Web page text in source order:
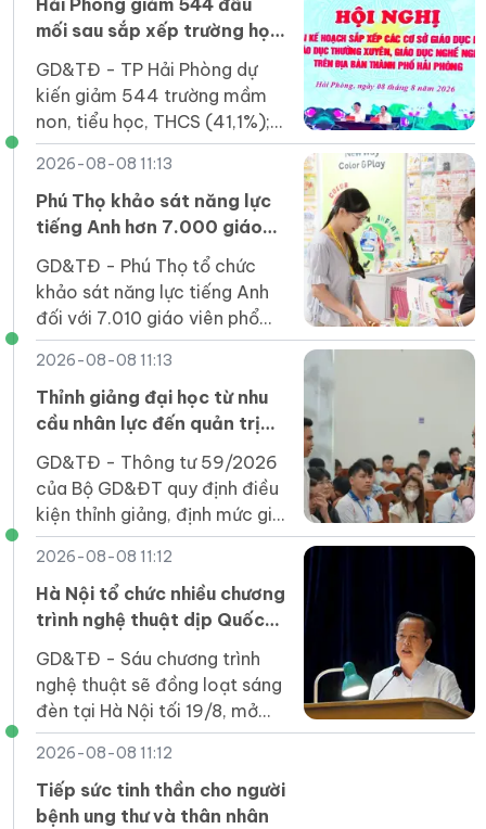
Hải Phòng giảm 544 đầu
mối sau sắp xếp trường học
GD&TĐ - TP Hải Phòng dự
kiến giảm 544 trường mầm
non, tiểu học, THCS (41,1%);
đảm bảo mô hình một trường
chính, có các phân hiệu, điểm
trường.
2026-08-08 11:13
Phú Thọ khảo sát năng lực
tiếng Anh hơn 7.000 giáo
viên phổ thông
GD&TĐ - Phú Thọ tổ chức
khảo sát năng lực tiếng Anh
đối với 7.010 giáo viên phổ
thông năm 2026.
2026-08-08 11:13
Thỉnh giảng đại học từ nhu
cầu nhân lực đến quản trị
GD&TĐ - Thông tư 59/2026
của Bộ GD&ĐT quy định điều
kiện thỉnh giảng, định mức giờ
giảng, hình thức hợp đồng...
và trách nhiệm của các bên.
2026-08-08 11:12
Hà Nội tổ chức nhiều chương
trình nghệ thuật dịp Quốc
GD&TĐ - Sáu chương trình
nghệ thuật sẽ đồng loạt sáng
đèn tại Hà Nội tối 19/8, mở
đầu chuỗi hoạt động chào
mừng Cách mạng tháng Tám
và Quốc khánh 2/9.
2026-08-08 11:12
Tiếp sức tinh thần cho người
bệnh ung thư và thân nhân